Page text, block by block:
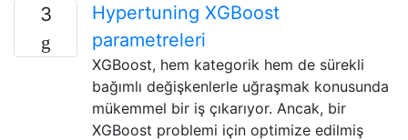
3
Hypertuning XGBoost
parametreleri
XGBoost, hem kategorik hem de sürekli
bağımlı değişkenlerle uğraşmak konusunda
mükemmel bir iş çıkarıyor. Ancak, bir
XGBoost problemi için optimize edilmiş